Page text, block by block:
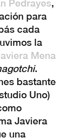
Pedrayes,
para
cada
la
Mena
.
bastante
Uno)
Javiera
una